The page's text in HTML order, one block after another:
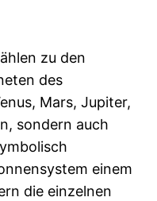
zu den
des
Mars, Jupiter,
sondern auch
einem
die einzelnen